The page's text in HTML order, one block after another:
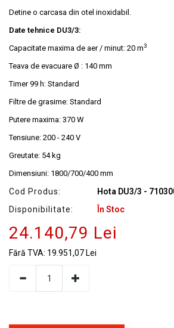
Detine o carcasa din otel inoxidabil.
Date tehnice DU3/3:
Capacitate maxima de aer / minut: 20 m3
Teava de evacuare Ø : 140 mm
Timer 99 h: Standard
Filtre de grasime: Standard
Putere maxima: 370 W
Tensiune: 200 - 240 V
Greutate: 54 kg
Dimensiuni: 1800/700/400 mm
Cod Produs:
Hota DU3/3 -
Disponibilitate:
În Stoc
24.140,79 Lei
Fără TVA: 19.951,07 Lei